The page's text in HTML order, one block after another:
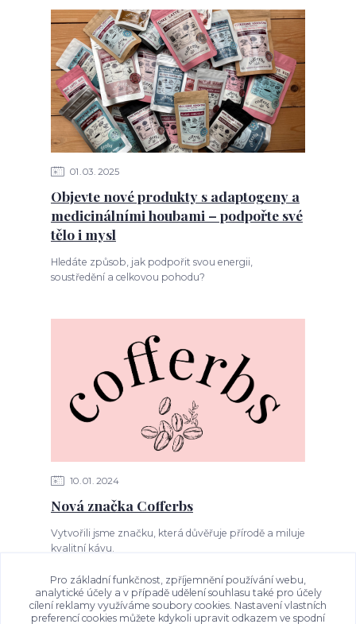
01 03 2025
Objevte nové produkty s adaptogeny a
medicinálními houbami – podpořte své
tělo i mysl
Hledáte způsob, jak podpořit svou energii,
soustředění a celkovou pohodu?
10 01 2024
Nová značka Cofferbs
​Vytvořili jsme značku, která důvěřuje přírodě a miluje
kvalitní kávu.
Zobrazit všechny články
Pro základní funkčnost, zpříjemnění používání webu,
analytické účely a v případě udělení souhlasu také pro účely
cílení reklamy využíváme soubory cookies. Nastavení vlastních
preferencí cookies můžete kdykoli upravit odkazem ve spodní